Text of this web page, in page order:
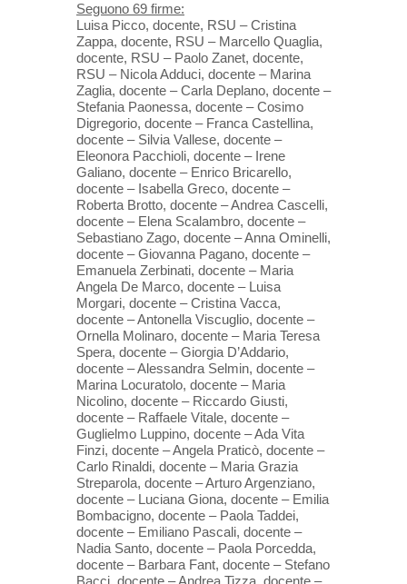
Seguono 69 firme:
Luisa Picco, docente, RSU – Cristina
Zappa, docente, RSU – Marcello Quaglia,
docente, RSU – Paolo Zanet, docente,
RSU – Nicola Adduci, docente – Marina
Zaglia, docente – Carla Deplano, docente –
Stefania Paonessa, docente – Cosimo
Digregorio, docente – Franca Castellina,
docente – Silvia Vallese, docente –
Eleonora Pacchioli, docente – Irene
Galiano, docente – Enrico Bricarello,
docente – Isabella Greco, docente –
Roberta Brotto, docente – Andrea Cascelli,
docente – Elena Scalambro, docente –
Sebastiano Zago, docente – Anna Ominelli,
docente – Giovanna Pagano, docente –
Emanuela Zerbinati, docente – Maria
Angela De Marco, docente – Luisa
Morgari, docente – Cristina Vacca,
docente – Antonella Viscuglio, docente –
Ornella Molinaro, docente – Maria Teresa
Spera, docente – Giorgia D’Addario,
docente – Alessandra Selmin, docente –
Marina Locuratolo, docente – Maria
Nicolino, docente – Riccardo Giusti,
docente – Raffaele Vitale, docente –
Guglielmo Luppino, docente – Ada Vita
Finzi, docente – Angela Praticò, docente –
Carlo Rinaldi, docente – Maria Grazia
Streparola, docente – Arturo Argenziano,
docente – Luciana Giona, docente – Emilia
Bombacigno, docente – Paola Taddei,
docente – Emiliano Pascali, docente –
Nadia Santo, docente – Paola Porcedda,
docente – Barbara Fant, docente – Stefano